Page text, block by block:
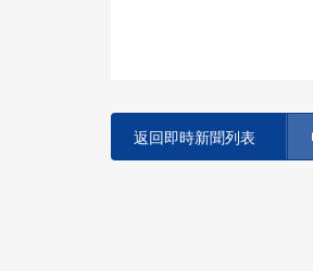
返回即時新聞列表